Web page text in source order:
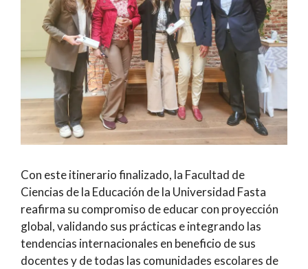
Con este itinerario finalizado, la Facultad de
Ciencias de la Educación de la Universidad Fasta
reafirma su compromiso de educar con proyección
global, validando sus prácticas e integrando las
tendencias internacionales en beneficio de sus
docentes y de todas las comunidades escolares de